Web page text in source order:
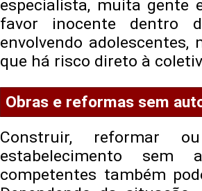
especialista, muita gente
favor inocente dentro
envolvendo adolescentes,
que há risco direto à
Obras e reformas sem
Construir, reformar
estabelecimento sem
competentes também